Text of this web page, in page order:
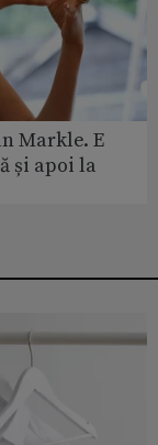
Markle. E
și apoi la